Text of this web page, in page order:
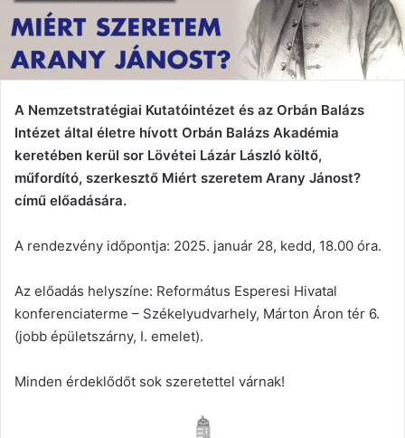
A Nemzetstratégiai Kutatóintézet és az Orbán Balázs
Intézet által életre hívott Orbán Balázs Akadémia
keretében kerül sor Lövétei Lázár László költő,
műfordító, szerkesztő Miért szeretem Arany Jánost?
című előadására.
A rendezvény időpontja: 2025. január 28, kedd, 18.00 óra.
Az előadás helyszíne: Református Esperesi Hivatal
konferenciaterme – Székelyudvarhely, Márton Áron tér 6.
(jobb épületszárny, I. emelet).
Minden érdeklődőt sok szeretettel várnak!